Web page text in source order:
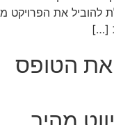
להוביל את
[…]
את הטופס